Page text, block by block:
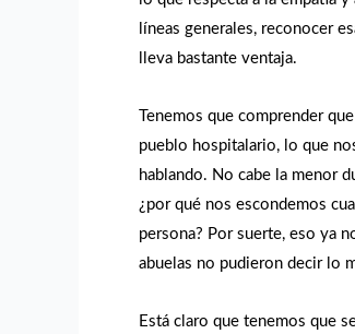
líneas generales, reconocer
lleva bastante ventaja.
Tenemos que comprender
pueblo hospitalario, lo que
hablando. No cabe la menor
¿por qué nos escondemos
persona? Por suerte, eso ya
abuelas no pudieron decir lo
Está claro que tenemos que